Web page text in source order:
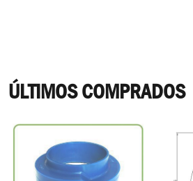
ÚLTIMOS COMPRADOS